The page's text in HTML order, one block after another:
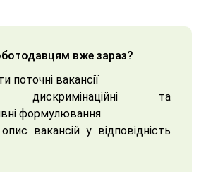
вже зараз?
поточні вакансії
дискримінаційні та
формулювання
вакансій у відповідність